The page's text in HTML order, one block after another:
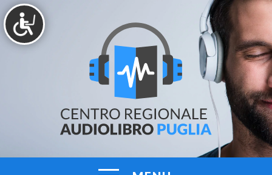
Vai
al
contenuto
AUDIOLIBRO
PUGLIA
Centro
Regionale
Puglia